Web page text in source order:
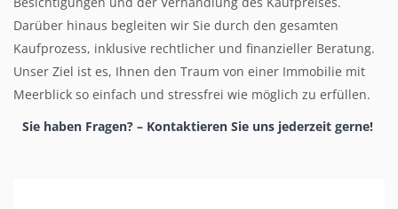
Darüber hinaus begleiten wir Sie durch den gesamten
Kaufprozess, inklusive rechtlicher und finanzieller Beratung.
Unser Ziel ist es, Ihnen den Traum von einer Immobilie mit
Meerblick so einfach und stressfrei wie möglich zu erfüllen.
Sie haben Fragen? – Kontaktieren Sie uns jederzeit gerne!